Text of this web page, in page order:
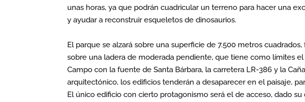
unas horas, ya que podrán cuadricular un terreno para hacer una
y ayudar a reconstruir esqueletos de dinosaurios.
El parque se alzará sobre una superficie de 7.500 metros
sobre una ladera de moderada pendiente, que tiene como límites
Campo con la fuente de Santa Bárbara, la carretera LR-386 y la
arquitectónico, los edificios tenderán a desaparecer en el paisaje,
El único edificio con cierto protagonismo será el de acceso, dado